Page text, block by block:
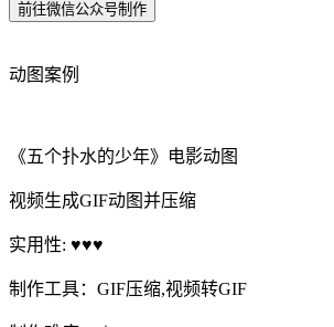
前往微信公众号制作
动图案例
《五个扑水的少年》电影动图
视频生成GIF动图并压缩
实用性: ♥♥♥
制作工具：GIF压缩,视频转GIF